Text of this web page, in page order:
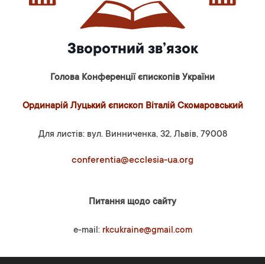
Зворотний зв’язок
Голова Конференції єпископів України
Ординарій Луцький єпископ Віталій Скомаровський
Для листів: вул. Винниченка, 32, Львів, 79008
conferentia@ecclesia-ua.org
Питання щодо сайту
e-mail: rkcukraine@gmail.com